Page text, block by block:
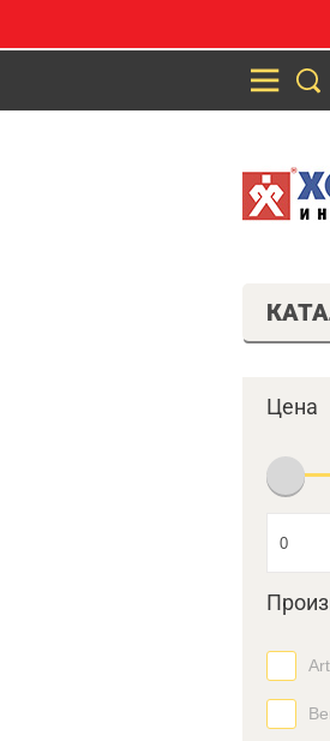
Цена